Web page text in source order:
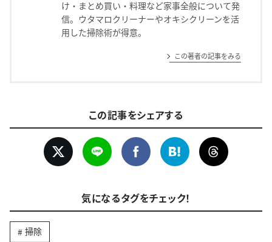
け・まとめ買い・料理など家事全般について発
信。ウタマロクリーナーやオキシクリーンを活
用した掃除術が得意。
この著者の記事をみる
この記事をシェアする
気になるタグをチェック！
掃除